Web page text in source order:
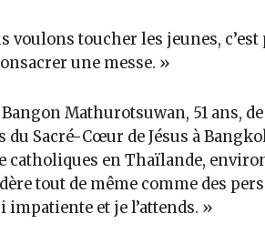
voulons toucher les jeunes,
une messe. »
Mathurotsuwan, 51 ans,
du Sacré-Cœur de Jésus à
catholiques en Thaïlande,
tout de même comme des
impatiente et je l’attends. »